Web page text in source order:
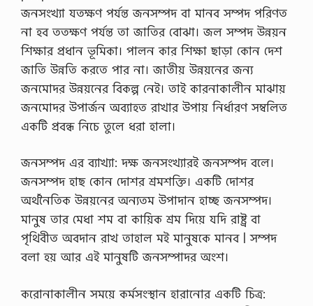
জনসংখ্যা যতক্ষণ পর্যন্ত জনসম্পদ বা মানব সম্পদ পরিণত
না হব ততক্ষণ পর্যন্ত তা জাতির বােঝা। জল সম্পদ উন্নয়ন
শিক্ষার প্রধান ভূমিকা। পালন কার শিক্ষা ছাড়া কোন দেশ
জাতি উন্নতি করতে পার না। জাতীয় উন্নয়নের জন্য
জনমােদর উন্নয়নের বিকল্প নেই। তাই কারনাকালীন মাঝায়
জনমােদর উপার্জন অব্যাহত রাখার উপায় নির্ধারণ সম্বলিত
একটি প্রবন্ধ নিচে তুলে ধরা হালা।
জনসম্পদ এর ব্যাখ্যা: দক্ষ জনসংখ্যারই জনসম্পদ বলে।
জনসম্পদ হাছ কোন দোশর শ্রমশক্তি। একটি দোশর
অর্থনৈতিক উন্নয়নের অন্যতম উপাদান হাচ্ছ জনসম্পদ।
মানুষ তার মেধা শম বা কায়িক শ্রম দিয়ে যদি রাষ্ট্র বা
পৃথিবীত অবদান রাখ তাহাল মই মানুষকে মানব | সম্পদ
বলা হয় আর এই মানুষটি জনসম্পাদর অংশ।
করােনাকালীন সময়ে কর্মসংস্থান হারানাের একটি চিত্র: